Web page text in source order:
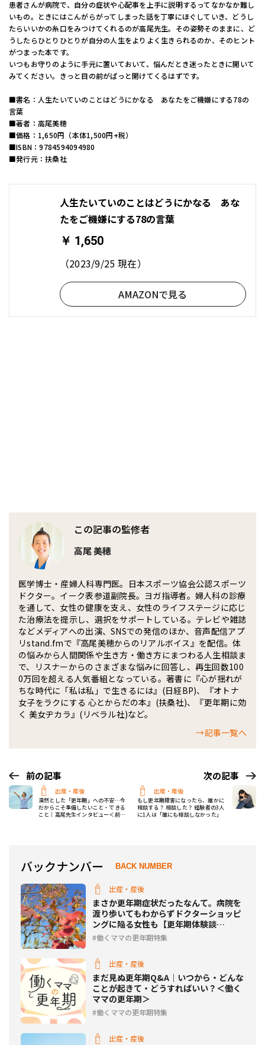
患者さんが病院で、自分の症状や心配事を上手に説明するってなかなか難し
いもの。ときにはこんがらがってしまった話を丁寧にほぐしていき、どうし
たらいいかの糸口をみつけてくれるのが高尾先生。その姿勢そのままに、ど
うしたらひとりひとりが自分の人生をよりよく生きられるのか、そのヒント
がつまった本です。
いつもお守りのように手元に置いておいて、悩んだとき迷ったときに開いて
みてください。きっと目の前がぱっと開けてくるはずです。
■書名：人生たいていのことはどうにかなる あなたをご機嫌にする78の
言葉
■著者：高尾美穂
■価格：1,650円（本体1,500円+税）
■ISBN：9784594094980
■発行元：扶桑社
人生たいていのことはどうにかなる あな
たをご機嫌にする78の言葉
￥ 1,650
（2023/9/25 現在）
AMAZONで見る
この記事の監修者
高尾 美穂
医学博士・産婦人科専門医。日本スポーツ協会公認スポーツ
ドクター。イーク表参道副院長。ヨガ指導者。婦人科の診療
を通して、女性の健康を支え、女性のライフステージに応じ
た治療法を提示し、選択をサポートしている。テレビや雑誌
などメディアへの出演、SNSでの発信のほか、音声配信アプ
リstand.fmで『高尾美穂からのリアルボイス』を配信。体
の悩みから人間関係や生き方・働き方にまつわる人生相談ま
で、リスナーからのさまざまな悩みに回答し、再生回数100
0万回を超える人気番組となっている。著書に『心が揺れが
ちな時代に「私は私」で生きるには』(日経BP)、『オトナ
女子をラクにする 心とからだの本』(扶桑社)、『更年期に効
く 美女ヂカラ』(リベラル社)など。
→記事一覧へ
前の記事
出産・産後
漠然とした「更年期」への不安…今
だからこそ準備したいこと・できる
こと｜高尾先生インタビュー＜前編
次の記事
出産・産後
もし更年期障害になったら、誰かに
相談する？ 相談した？ 経験者の3人
に1人は「誰にも相談しなかった」
バックナンバー BACK NUMBER
出産・産後
まさか更年期症状だったなんて。病院を
渡り歩いてもわからずドクターショッピ
ングに陥る女性も【更年期体験談
Part3】
働くママの更年期特集
出産・産後
まだ見ぬ更年期Q&A｜いつから・どんな
ことが起きて・どうすればいい？＜働く
ママの更年期＞
働くママの更年期特集
出産・産後